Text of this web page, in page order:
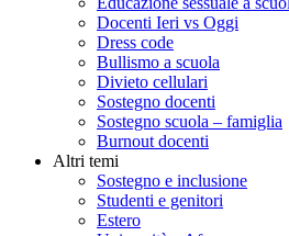
Docenti Ieri vs Oggi
Dress code
Bullismo a scuola
Divieto cellulari
Sostegno docenti
Sostegno scuola – famiglia
Burnout docenti
Altri temi
Sostegno e inclusione
Studenti e genitori
Estero